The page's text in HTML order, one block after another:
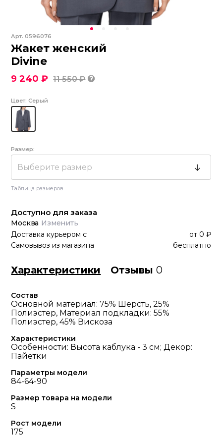
Арт.0596076
Жакет женский
Divine
9 240 ₽ 11 550 ₽
Цвет: Серый
Размер:
Выберите размер
Таблица размеров
Доступно для заказа
Москва Изменить
Доставка курьером с от 0 ₽
Самовывоз из магазина
бесплатно
Характеристики Отзывы0
Состав
Основной материал: 75% Шерсть, 25%
Полиэстер, Материал подкладки: 55%
Полиэстер, 45% Вискоза
Характеристики
Особенности: Высота каблука - 3 см; Декор:
Пайетки
Параметры модели
84-64-90
Размер товара на модели
S
Рост модели
175